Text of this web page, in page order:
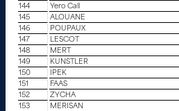
144
Yero Call
145
ALOUANE
146
POUPAUX
147
LESCOT
148
MERT
149
KUNSTLER
150
IPEK
151
FAAS
152
ZYCHA
153
MERISAN